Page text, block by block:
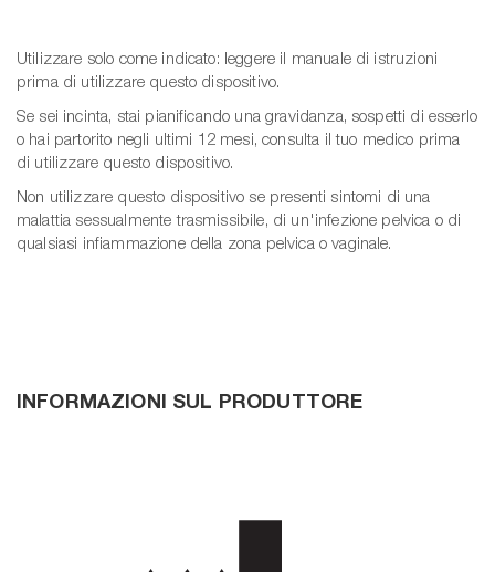
Utilizzare solo come indicato: leggere il manuale di istruzioni
prima di utilizzare questo dispositivo.
Se sei incinta, stai pianificando una gravidanza, sospetti di esserlo
o hai partorito negli ultimi 12 mesi, consulta il tuo medico prima
di utilizzare questo dispositivo.
Non utilizzare questo dispositivo se presenti sintomi di una
malattia sessualmente trasmissibile, di un'infezione pelvica o di
qualsiasi infiammazione della zona pelvica o vaginale.
INFORMAZIONI SUL PRODUTTORE